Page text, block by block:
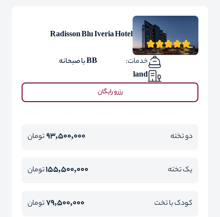
Radisson Blu Iveria Hotel
خدمات:
BB با صبحانه
land
رزرو رایگان
دو تخته 93,500,000تومان
یک تخته 155,500,000تومان
کودک با تخت 79,500,000تومان